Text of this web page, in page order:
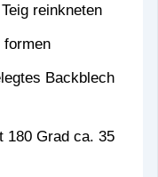
reinkneten
formen
Backblech
180 Grad ca. 35